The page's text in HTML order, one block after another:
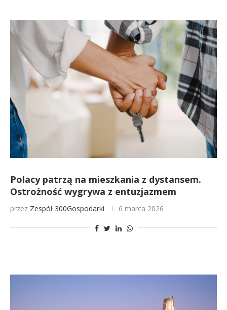
Polacy patrzą na mieszkania z dystansem.
Ostrożność wygrywa z entuzjazmem
przez Zespół 300Gospodarki 6 marca 2026